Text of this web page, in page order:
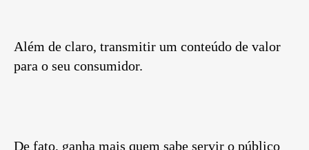
Além de claro, transmitir um conteúdo de valor
para o seu consumidor.
De fato, ganha mais quem sabe servir o público